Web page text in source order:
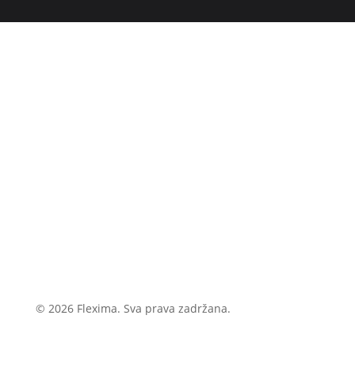
© 2026 Flexima. Sva prava zadržana.